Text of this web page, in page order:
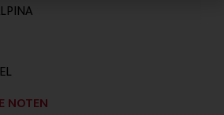
NOTEN